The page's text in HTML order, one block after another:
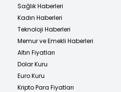
Sağlık Haberleri
Kadın Haberleri
Teknoloji Haberleri
Memur ve Emekli Haberleri
Altın Fiyatları
Dolar Kuru
Euro Kuru
Kripto Para Fiyatları